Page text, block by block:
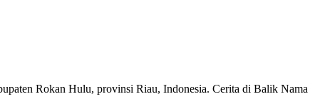
Rokan Hulu, provinsi Riau, Indonesia. Cerita di Balik Nama